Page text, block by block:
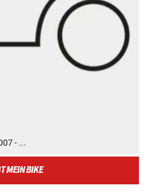
- ...
MEIN BIKE